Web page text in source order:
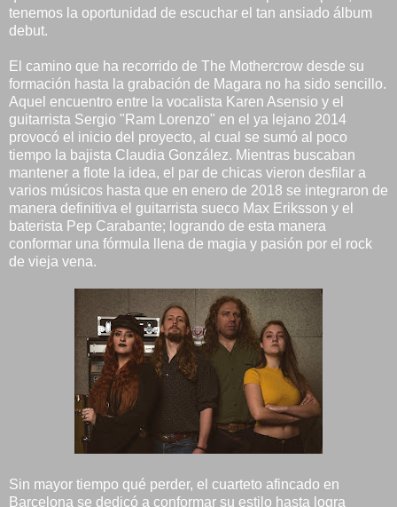
tenemos la oportunidad de escuchar el tan ansiado álbum
debut.
El camino que ha recorrido de The Mothercrow desde su
formación hasta la grabación de Magara no ha sido sencillo.
Aquel encuentro entre la vocalista Karen Asensio y el
guitarrista Sergio "Ram Lorenzo" en el ya lejano 2014
provocó el inicio del proyecto, al cual se sumó al poco
tiempo la bajista Claudia González. Mientras buscaban
mantener a flote la idea, el par de chicas vieron desfilar a
varios músicos hasta que en enero de 2018 se integraron de
manera definitiva el guitarrista sueco Max Eriksson y el
baterista Pep Carabante; logrando de esta manera
conformar una fórmula llena de magia y pasión por el rock
de vieja vena.
Sin mayor tiempo qué perder, el cuarteto afincado en
Barcelona se dedicó a conformar su estilo hasta logra